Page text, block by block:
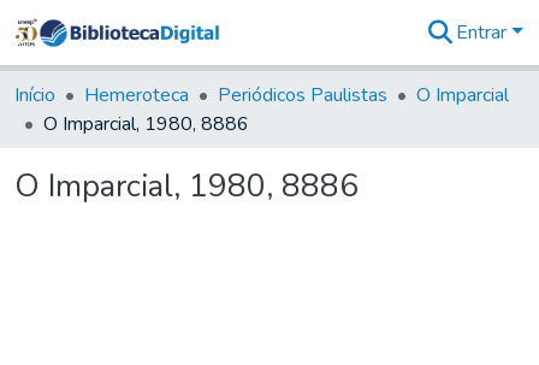
&
Coleções
Tudo na
Digital
Entrar
Início Hemeroteca Periódicos Paulistas
O Imparcial
O Imparcial, 1980, 8886
O Imparcial, 1980, 8886